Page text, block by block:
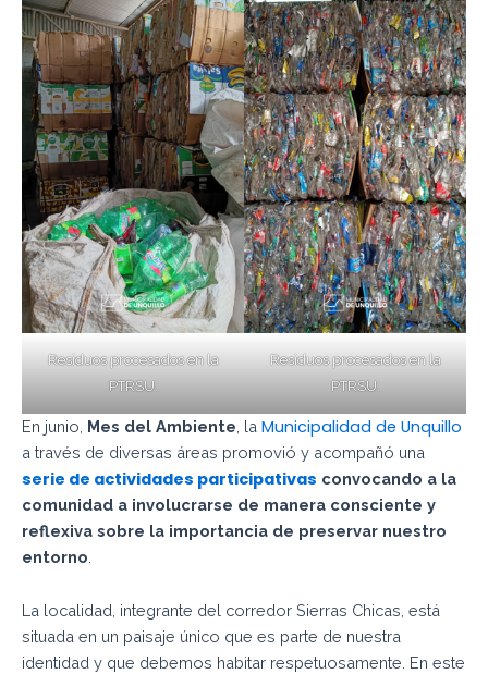
Residuos procesados en la
PTRSU.
Residuos procesados en la
PTRSU.
En junio, Mes del Ambiente , la Municipalidad de Unquillo
a través de diversas áreas promovió y acompañó una
serie de actividades participativas convocando a la
comunidad a involucrarse de manera consciente y
reflexiva sobre la importancia de preservar nuestro
entorno
La localidad, integrante del corredor Sierras Chicas, está
situada en un paisaje único que es parte de nuestra
identidad y que debemos habitar respetuosamente. En este